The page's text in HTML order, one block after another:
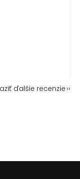
z 5 hviezdičiek.
z 5 hviezdičiek.
ďalšie recenzie